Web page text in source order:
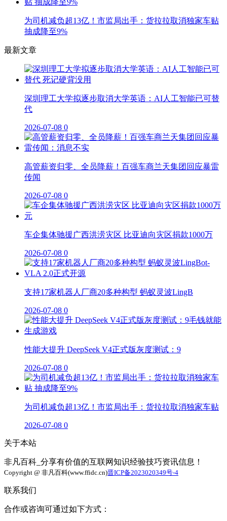
为司机减负超13亿！市监局出手：货拉拉取消独家车贴
抽成降至9%
最新文章
深圳理工大学拟逐步取消大学英语：AI人工智能已可替
代
2026-07-08 0
高管薪资归零、全员降薪！百强车商兰天集团回应暴雷
传闻
2026-07-08 0
车企集体驰援广西洪涝灾区 比亚迪向灾区捐款1000万
2026-07-08 0
支持17家机器人厂商20多种构型 蚂蚁灵波LingB
2026-07-08 0
性能大提升 DeepSeek V4正式版灰度测试：9
2026-07-08 0
为司机减负超13亿！市监局出手：货拉拉取消独家车贴
2026-07-08 0
关于本站
非凡百科_分享有价值的互联网知识经验技巧资讯信息！
Copyright @ 非凡百科(www.ffidc.cn)晋ICP备2023020349号-4
联系我们
合作或咨询可通过如下方式：